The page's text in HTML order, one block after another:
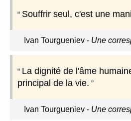
Souffrir seul, c'est une
Ivan Tourgueniev- Une
La dignité de l'âme
principal de la vie.
Ivan Tourgueniev- Une